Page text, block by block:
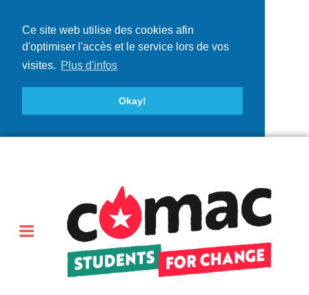
Ce site web utilise des cookies afin
d'optimiser l'accès et le service lors de vos
visites. Plus d'infos
Okay!